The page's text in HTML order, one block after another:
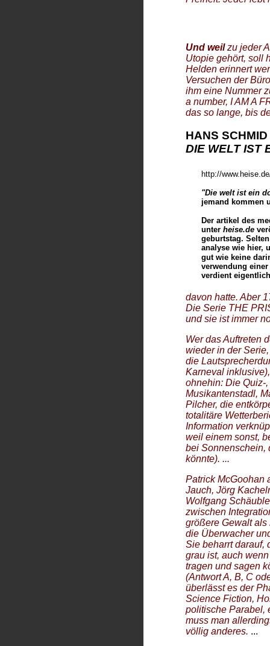
Und weilzu jeder
Utopie gehört, soll
Helden erinnert
Versuchen der
ihm eine Nummer
a number, I AM A
das so lange, bis
HANS SCHMID
DIE WELT IST
http://
"Die welt ist ein
jemand kommen
Der artikel des
unter heise.de
geburtstag.
analyse wie hier,
gut wie keine
verwendung
verdient
davon hatte. Aber
Die Serie THE
und sie ist immer
Wer das Auftreten
wieder in der
die
Karneval
ohnehin: Die Quiz-
Musikantenstadl,
Pilcher, die
totalitäre
Information
weil einem sonst,
bei Sonnenschein,
könnte). ...
Patrick McGoohan
Jauch, Jörg
Wolfgang
zwischen
größere Gewalt
die Überwacher
Sie beharrt darauf,
grau ist, auch
tragen und sagen
(Antwort A, B, C
überlässt es der
Science Fiction,
politische Parabel,
muss man
völlig anderes. ...